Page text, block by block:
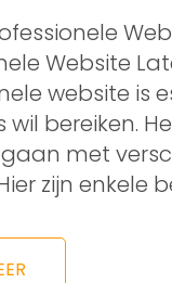
Website
website is
wil bereiken.
met
zijn enkele